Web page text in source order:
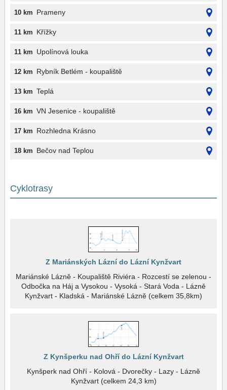
10 km Prameny
11 km Křížky
11 km Upolínová louka
12 km Rybník Betlém - koupaliště
13 km Teplá
16 km VN Jesenice - koupaliště
17 km Rozhledna Krásno
18 km Bečov nad Teplou
Cyklotrasy
Z Mariánských Lázní do Lázní Kynžvart
Mariánské Lázně - Koupaliště Riviéra - Rozcestí se zelenou -
Odbočka na Háj a Vysokou - Vysoká - Stará Voda - Lázně
Kynžvart - Kladská - Mariánské Lázně (celkem 35,8km)
Z Kynšperku nad Ohří do Lázní Kynžvart
Kynšperk nad Ohří - Kolová - Dvorečky - Lazy - Lázně
Kynžvart (celkem 24,3 km)